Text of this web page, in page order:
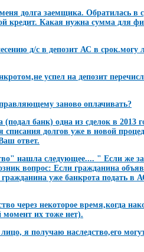
долга заемщика. Обратилась в
кредит. Какая нужна сумма
д/с в депозит АС в
успел на депозит
заново оплачивать?
банк) одна из сделок в 2013
долгов уже в новой
ответ.
нашла следующее.... " Если же
вопрос: Если гражданина
уже банкрота подать
через некоторое время,когда
момент их тоже нет).
я получаю наследство,его